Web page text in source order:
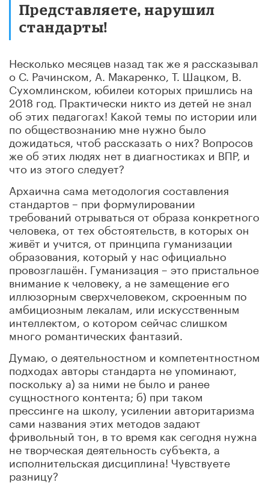
Представляете, нарушил
стандарты!
Несколько месяцев назад так же я рассказывал
о С. Рачинском, А. Макаренко, Т. Шацком, В.
Сухомлинском, юбилеи которых пришлись на
2018 год. Практически никто из детей не знал
об этих педагогах! Какой темы по истории или
по обществознанию мне нужно было
дожидаться, чтоб рассказать о них? Вопросов
же об этих людях нет в диагностиках и ВПР, и
что из этого следует?
Архаична сама методология составления
стандартов – при формулировании
требований отрываться от образа конкретного
человека, от тех обстоятельств, в которых он
живёт и учится, от принципа гуманизации
образования, который у нас официально
провозглашён. Гуманизация – это пристальное
внимание к человеку, а не замещение его
иллюзорным сверхчеловеком, скроенным по
амбициозным лекалам, или искусственным
интеллектом, о котором сейчас слишком
много романтических фантазий.
Думаю, о деятельностном и компетентностном
подходах авторы стандарта не упоминают,
поскольку а) за ними не было и ранее
сущностного контента; б) при таком
прессинге на школу, усилении авторитаризма
сами названия этих методов задают
фривольный тон, в то время как сегодня нужна
не творческая деятельность субъекта, а
исполнительская дисциплина! Чувствуете
разницу?